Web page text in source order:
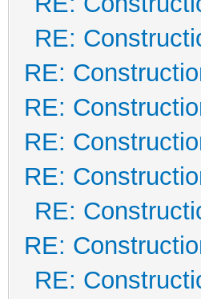
RE:
RE:
RE:
RE:
RE:
RE:
RE:
RE: